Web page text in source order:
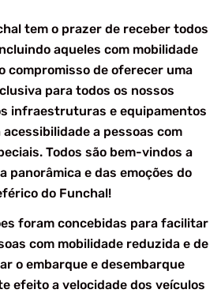
tem o prazer de receber todos
aqueles com mobilidade
compromisso de oferecer uma
para todos os nossos
infraestruturas e equipamentos
a pessoas com
Todos são bem-vindos a
panorâmica e das emoções do
do Funchal!
foram concebidas para facilitar
com mobilidade reduzida e de
o embarque e desembarque
efeito a velocidade dos veículos